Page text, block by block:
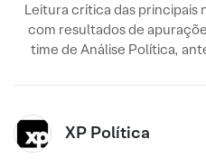
Leitura crítica das principais
com resultados de
time de Análise Política,
XP Política